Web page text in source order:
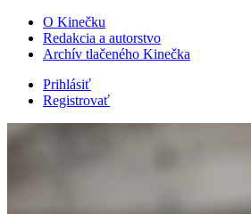
O Kinečku
Redakcia a autorstvo
Archív tlačeného Kinečka
Prihlásiť
Registrovať